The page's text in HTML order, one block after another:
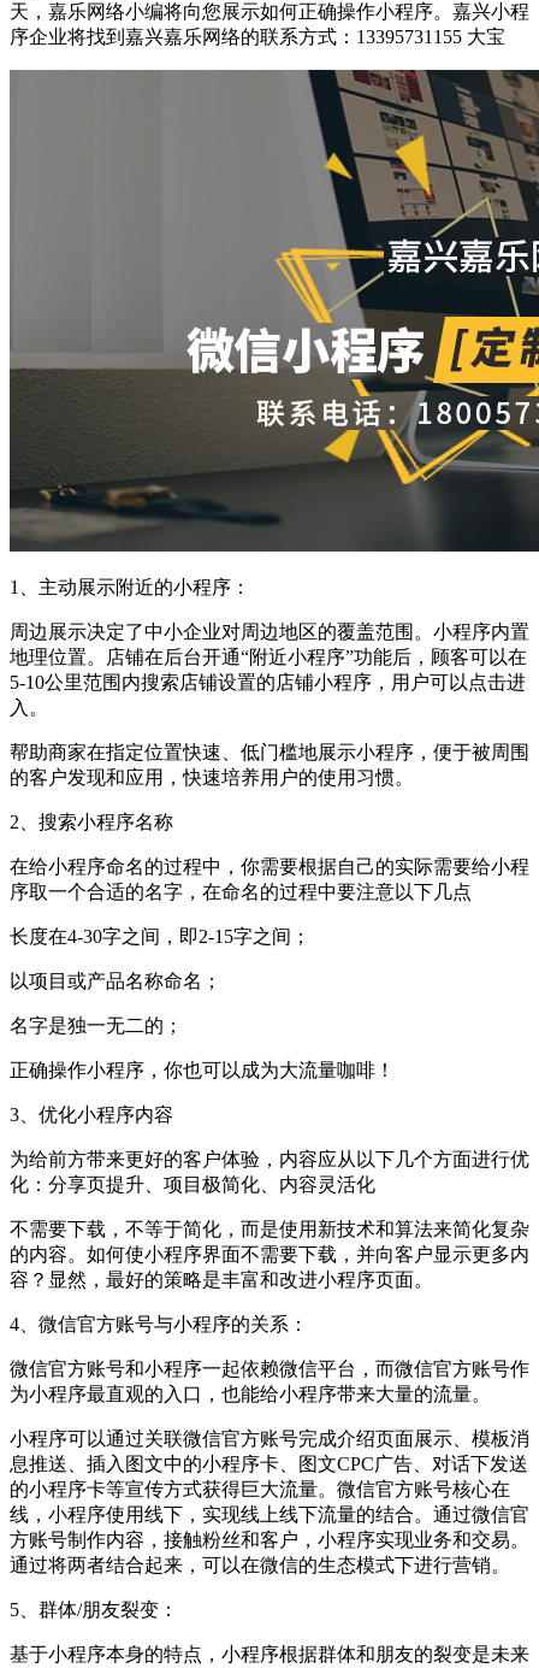
天，嘉乐网络小编将向您展示如何正确操作小程序。嘉兴小程
序企业将找到嘉兴嘉乐网络的联系方式：13395731155 大宝
1、主动展示附近的小程序：
周边展示决定了中小企业对周边地区的覆盖范围。小程序内置
地理位置。店铺在后台开通“附近小程序”功能后，顾客可以在
5-10公里范围内搜索店铺设置的店铺小程序，用户可以点击进
入。
帮助商家在指定位置快速、低门槛地展示小程序，便于被周围
的客户发现和应用，快速培养用户的使用习惯。
2、搜索小程序名称
在给小程序命名的过程中，你需要根据自己的实际需要给小程
序取一个合适的名字，在命名的过程中要注意以下几点
长度在4-30字之间，即2-15字之间；
以项目或产品名称命名；
名字是独一无二的；
正确操作小程序，你也可以成为大流量咖啡！
3、优化小程序内容
为给前方带来更好的客户体验，内容应从以下几个方面进行优
化：分享页提升、项目极简化、内容灵活化
不需要下载，不等于简化，而是使用新技术和算法来简化复杂
的内容。如何使小程序界面不需要下载，并向客户显示更多内
容？显然，最好的策略是丰富和改进小程序页面。
4、微信官方账号与小程序的关系：
微信官方账号和小程序一起依赖微信平台，而微信官方账号作
为小程序最直观的入口，也能给小程序带来大量的流量。
小程序可以通过关联微信官方账号完成介绍页面展示、模板消
息推送、插入图文中的小程序卡、图文CPC广告、对话下发送
的小程序卡等宣传方式获得巨大流量。微信官方账号核心在
线，小程序使用线下，实现线上线下流量的结合。通过微信官
方账号制作内容，接触粉丝和客户，小程序实现业务和交易。
通过将两者结合起来，可以在微信的生态模式下进行营销。
5、群体/朋友裂变：
基于小程序本身的特点，小程序根据群体和朋友的裂变是未来